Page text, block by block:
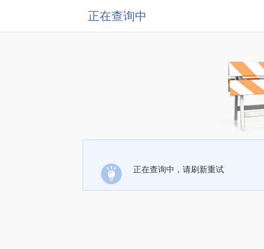
正在查询中
正在查询中，请刷新重试